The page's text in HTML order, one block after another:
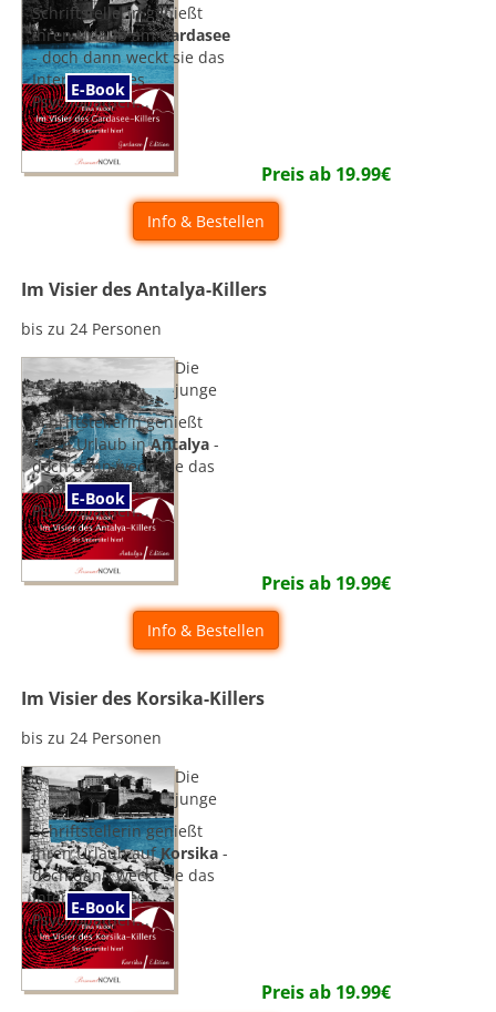
E-Book
Schriftstellerin genießt
ihren Urlaub amGardasee
- doch dann weckt sie das
Interesse eines
Psychopathen...
Preis ab 19.99€
Info & Bestellen
Im Visier des Antalya-Killers
bis zu 24 Personen
E-Book
Die
junge
Schriftstellerin genießt
ihren Urlaub inAntalya -
doch dann weckt sie das
Interesse eines
Psychopathen...
Preis ab 19.99€
Info & Bestellen
Im Visier des Korsika-Killers
bis zu 24 Personen
E-Book
Die
junge
Schriftstellerin genießt
ihren Urlaub auf Korsika -
doch dann weckt sie das
Interesse eines
Psychopathen...
Preis ab 19.99€